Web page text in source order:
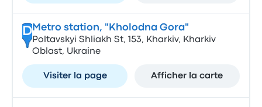
DMetro station, "Kholodna Gora"
Poltavskyi Shliakh St, 153, Kharkiv, Kharkiv
Oblast, Ukraine
Visiter la page Afficher la carte